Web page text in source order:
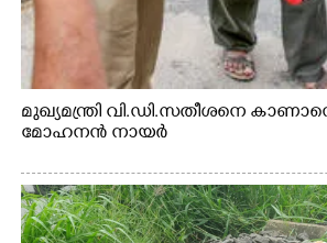
മുഖ്യമന്ത്രി വി.ഡി.സതീശനെ
മോഹനൻ നായർ